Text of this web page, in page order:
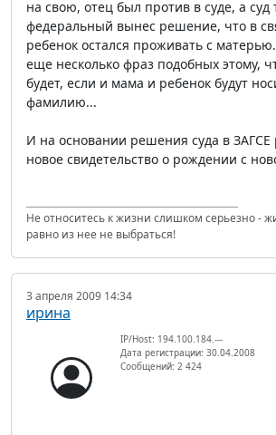
на свою, отец был против в суде, а суд
федеральный вынес решение, что в
ребенок остался проживать с
еще несколько фраз подобных этому,
будет, если и мама и ребенок будут
фамилию...
И на основании решения суда в ЗАГСЕ
новое свидетельство о рождении с
Не относитесь к жизни слишком серьезно -
равно из нее не выбраться!
3 апреля 2009 14:34
ирина
IP/Host: 194.100.184.---
Дата регистрации: 30.04.2008
Сообщений: 2 424